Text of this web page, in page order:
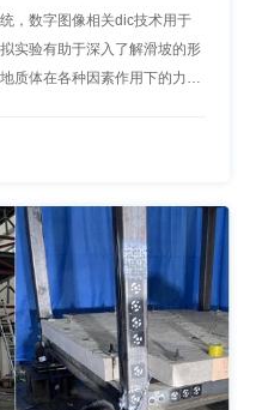
，数字图像相关dic技术用于
实验有助于深入了解滑坡的形
质体在各种因素作用下的力学